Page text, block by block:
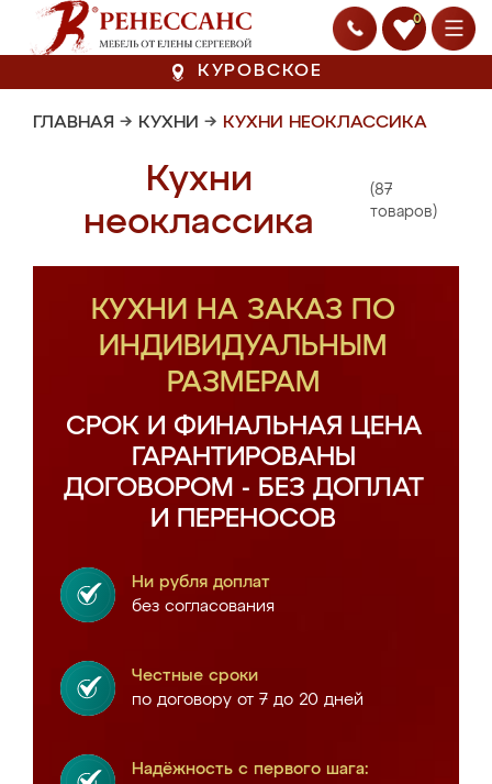
0
КУРОВСКОЕ
ГЛАВНАЯ → КУХНИ → КУХНИ НЕОКЛАССИКА
Кухни
неоклассика
(87
товаров)
КУХНИ НА ЗАКАЗ ПО
ИНДИВИДУАЛЬНЫМ
РАЗМЕРАМ
СРОК И ФИНАЛЬНАЯ ЦЕНА
ГАРАНТИРОВАНЫ
ДОГОВОРОМ - БЕЗ ДОПЛАТ
И ПЕРЕНОСОВ
Ни рубля доплат
без согласования
Честные сроки
по договору от 7 до 20 дней
Надёжность с первого шага: